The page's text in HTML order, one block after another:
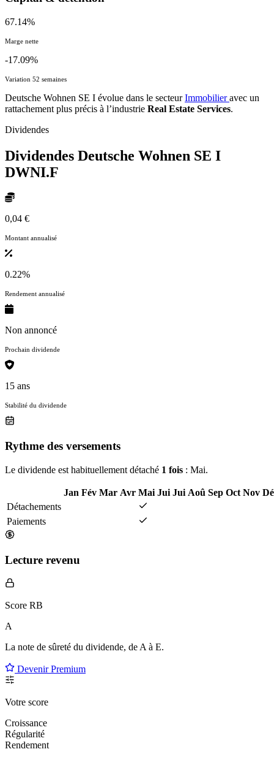
67.14%
Marge nette
-17.09%
Variation 52 semaines
Deutsche Wohnen SE I évolue dans le secteurImmobilieravec un
rattachement plus précis à l’industrie Real Estate Services.
Dividendes
Dividendes Deutsche Wohnen SE I
DWNI.F
0,04 €
Montant annualisé
0.22%
Rendement annualisé
Non annoncé
Prochain dividende
15 ans
Stabilité du dividende
Rythme des versements
Le dividende est habituellement détaché 1 fois : Mai.
Jan Fév Mar Avr Mai Jui Jui Aoû Sep Oct Nov
Détachements
Paiements
Lecture revenu
Score RB
A
La note de sûreté du dividende, de A à E.
Devenir Premium
Votre score
Croissance
Régularité
Rendement